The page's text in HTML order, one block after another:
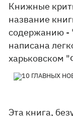
Книжные
название
содержанию -
написана
харьковском
Эта книга,